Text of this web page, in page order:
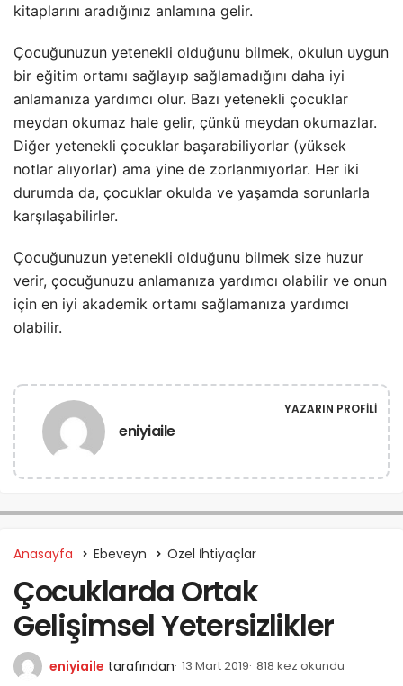
kitaplarını aradığınız anlamına gelir.
Çocuğunuzun yetenekli olduğunu bilmek, okulun uygun
bir eğitim ortamı sağlayıp sağlamadığını daha iyi
anlamanıza yardımcı olur. Bazı yetenekli çocuklar
meydan okumaz hale gelir, çünkü meydan okumazlar.
Diğer yetenekli çocuklar başarabiliyorlar (yüksek
notlar alıyorlar) ama yine de zorlanmıyorlar. Her iki
durumda da, çocuklar okulda ve yaşamda sorunlarla
karşılaşabilirler.
Çocuğunuzun yetenekli olduğunu bilmek size huzur
verir, çocuğunuzu anlamanıza yardımcı olabilir ve onun
için en iyi akademik ortamı sağlamanıza yardımcı
olabilir.
eniyiaile
YAZARIN PROFILI
Anasayfa Ebeveyn Özel İhtiyaçlar
Çocuklarda Ortak
Gelişimsel Yetersizlikler
eniyiaile tarafından 13 Mart 2019 818 kez okundu